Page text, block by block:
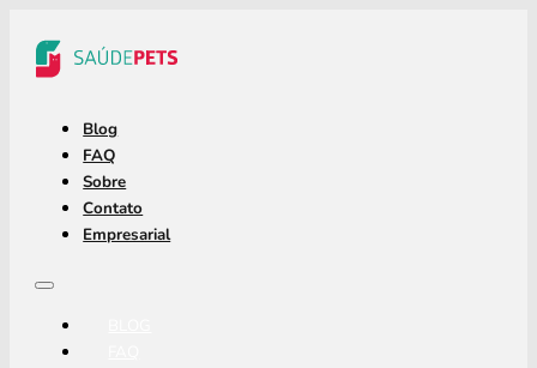
Blog
FAQ
Sobre
Contato
Empresarial